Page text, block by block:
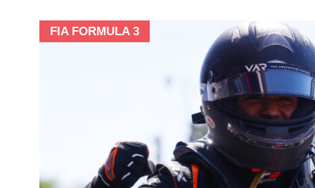
FIA FORMULA 3